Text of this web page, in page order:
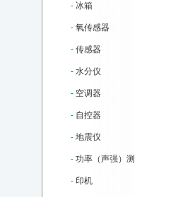
- 冰箱
- 氧传感器
- 传感器
- 水分仪
- 空调器
- 自控器
- 地震仪
- 功率（声强）测
- 印机